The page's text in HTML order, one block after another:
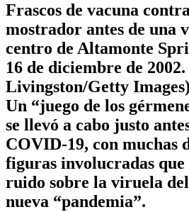
Frascos de vacuna
mostrador antes de una
centro de Altamonte
16 de diciembre de
Livingston/Getty Images)
Un “juego de los
se llevó a cabo justo
COVID-19, con muchas
figuras involucradas que
ruido sobre la viruela
nueva “pandemia”.